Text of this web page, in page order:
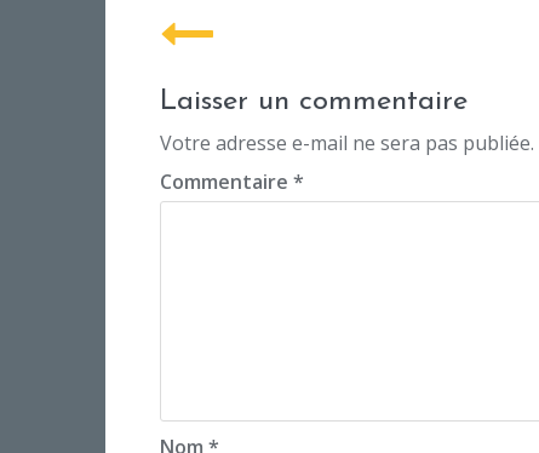
P
o
s
t
n
g
Laisser un commentaire
Votre adresse e-mail ne sera pas publiée.
Commentaire *
Nom *